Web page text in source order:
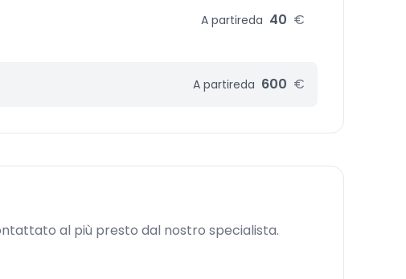
A partireda 40 €
A partireda 600 €
al più presto dal nostro specialista.